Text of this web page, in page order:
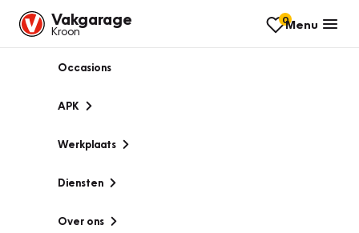
Vakgarage
Kroon
0Menu
Occasions
APK
Werkplaats
Diensten
Over ons